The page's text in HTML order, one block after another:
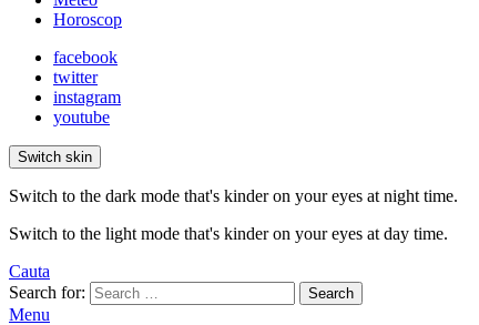
Horoscop
facebook
twitter
instagram
youtube
Switch skin
Switch to the dark mode that's kinder on your eyes at night time.
Switch to the light mode that's kinder on your eyes at day time.
Cauta
Search for:
Search
Menu